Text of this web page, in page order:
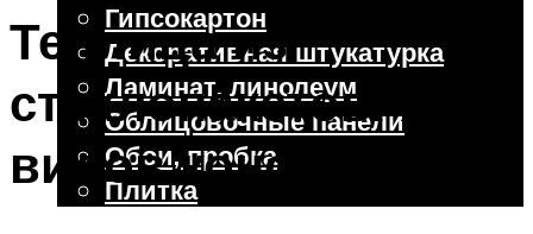
Гипсокартон
Декоративная штукатурка
Ламинат, линолеум
Облицовочные панели
Обои, пробка
Плитка
Теплица из
стеклопакетов: 7
видов конструкций